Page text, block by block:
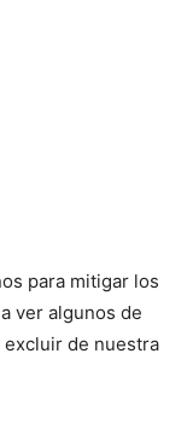
para mitigar los
ver algunos de
de nuestra